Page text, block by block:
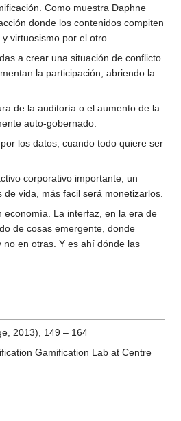
Como muestra Daphne
donde los contenidos compiten
virtuosismo por el otro.
a crear una situación de conflicto
la participación, abriendo la
de la auditoría o el aumento de la
auto-gobernado.
los datos, cuando todo quiere ser
corporativo importante, un
vida, más facil será monetizarlos.
economía. La interfaz, en la era de
de cosas emergente, donde
en otras. Y es ahí dónde las
2013), 149 – 164
Gamification Lab at Centre